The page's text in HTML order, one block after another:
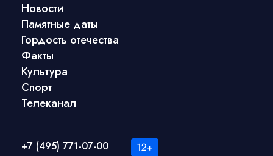
Новости
Памятные даты
Гордость отечества
Факты
Культура
Спорт
Телеканал
+7 (495) 771-07-00